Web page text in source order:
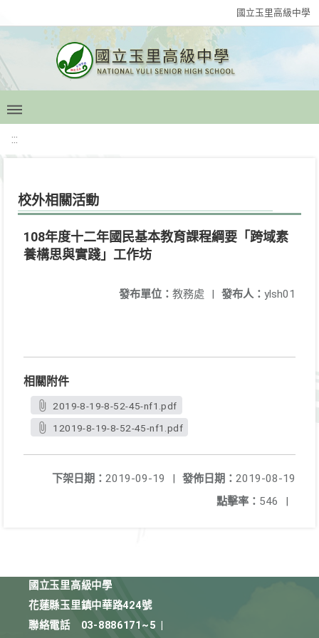
國立玉里高級中學
:::
校外相關活動
108年度十二年國民基本教育課程綱要「跨域素
養構思與實踐」工作坊
發布人： ylsh01
發布單位： 教務處 |
相關附件
2019-8-19-8-52-45-nf1.pdf
12019-8-19-8-52-45-nf1.pdf
發佈日期： 2019-08-19
下架日期： 2019-09-19
|
點擊率： 546 |
國立玉里高級中學
花蓮縣玉里鎮中華路424號
聯絡電話
03-8886171~5